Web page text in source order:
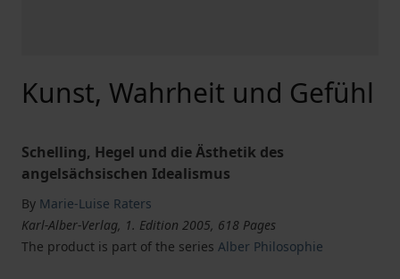
Kunst, Wahrheit und Gefühl
Schelling, Hegel und die Ästhetik des
angelsächsischen Idealismus
By Marie-Luise Raters
Karl-Alber-Verlag, 1. Edition 2005, 618 Pages
The product is part of the series Alber Philosophie